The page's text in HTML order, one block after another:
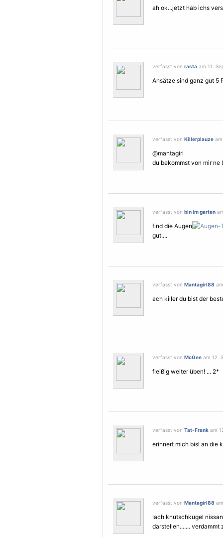
ah ok...jetzt hab ichs
verfasst von rasta am 11.
Ansätze sind ganz gut 5
verfasst von Killerplauze
@mantagirl
du bekommst von mir ne
verfasst von bin im garten
find die Augen
gut....
verfasst von Mantagirl88
ach killer du bist der
verfasst von McGee am 12.
fleißig weiter üben! ... 2*
verfasst von Tat-Frank am
erinnert mich bisl an die
verfasst von Mantagirl88
lach knutschkugel
darstellen....... verdammt